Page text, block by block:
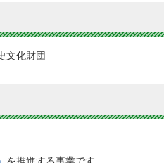
文化財団